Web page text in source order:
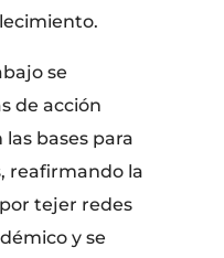
se
de acción
bases para
reafirmando la
tejer redes
y se